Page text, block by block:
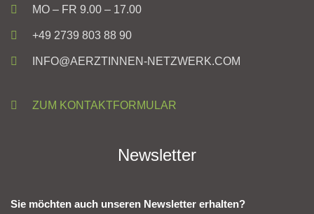
MO – FR 9.00 – 17.00
+49 2739 803 88 90
INFO@AERZTINNEN-NETZWERK.COM
ZUM KONTAKTFORMULAR
Newsletter
Sie möchten auch unseren Newsletter erhalten?